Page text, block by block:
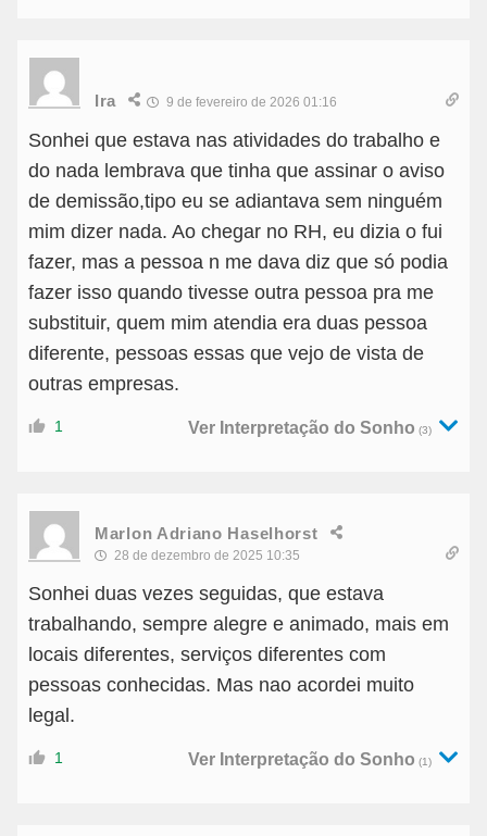
Ira 9 de fevereiro de 2026 01:16
Sonhei que estava nas atividades do trabalho e
do nada lembrava que tinha que assinar o aviso
de demissão,tipo eu se adiantava sem ninguém
mim dizer nada. Ao chegar no RH, eu dizia o fui
fazer, mas a pessoa n me dava diz que só podia
fazer isso quando tivesse outra pessoa pra me
substituir, quem mim atendia era duas pessoa
diferente, pessoas essas que vejo de vista de
outras empresas.
1 Ver Interpretação do Sonho (3)
Marlon Adriano Haselhorst
28 de dezembro de 2025 10:35
Sonhei duas vezes seguidas, que estava
trabalhando, sempre alegre e animado, mais em
locais diferentes, serviços diferentes com
pessoas conhecidas. Mas nao acordei muito
legal.
1 Ver Interpretação do Sonho (1)